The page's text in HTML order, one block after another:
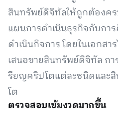
สินทรัพย์ดิจิทัลให้ถูกต้องค
แผนการดำเนินธุรกิจกับกา
ดำเนินกิจการ โดยในเอกส
เสนอขายสินทรัพย์ดิจิทัล ก
รียญคริปโตแต่ละชนิดและ
โต
ตรวจสอบเข้มงวดมากขึ้น